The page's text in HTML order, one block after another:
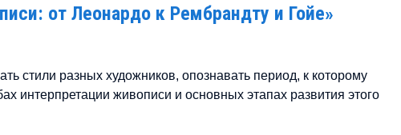
от Леонардо к Рембрандту и Гойе»
стили разных художников, опознавать период, к которому
интерпретации живописи и основных этапах развития этого